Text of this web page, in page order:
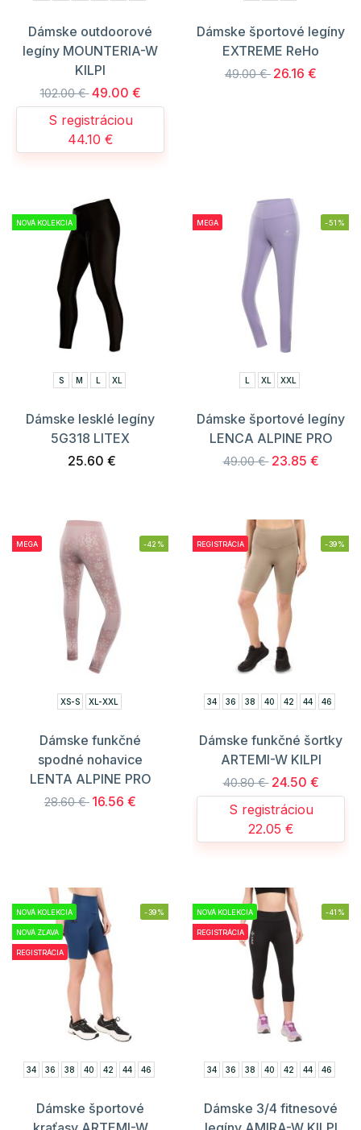
Dámske outdoorové
legíny MOUNTERIA-W
KILPI
102.00 € 49.00 €
S registráciou
44.10 €
Dámske športové legíny
EXTREME ReHo
49.00 € 26.16 €
NOVÁ KOLEKCIA
S M L XL
Dámske lesklé legíny
5G318 LITEX
25.60 €
MEGA -51%
L XL XXL
Dámske športové legíny
LENCA ALPINE PRO
49.00 € 23.85 €
MEGA -42%
XS-S XL-XXL
Dámske funkčné
spodné nohavice
LENTA ALPINE PRO
28.60 € 16.56 €
REGISTRÁCIA -39%
34 36 38 40 42 44 46
Dámske funkčné šortky
ARTEMI-W KILPI
40.80 € 24.50 €
S registráciou
22.05 €
NOVÁ KOLEKCIA
NOVÁ ZĽAVA
REGISTRÁCIA
-39%
34 36 38 40 42 44 46
Dámske športové
NOVÁ KOLEKCIA
REGISTRÁCIA
-41%
34 36 38 40 42 44 46
Dámske 3/4 fitnesové